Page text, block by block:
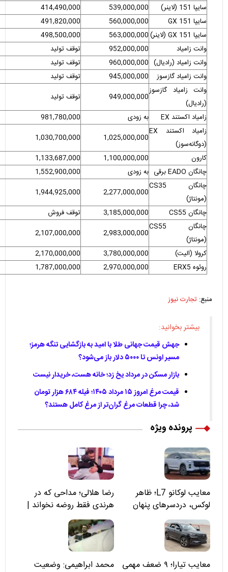
سایپا 151 (لاینر)
539,000,000
414,490,000
سایپا 151 GX
560,000,000
491,820,000
سایپا 151 GX (لاینر)
563,000,000
498,500,000
وانت زامیاد
952,000,000
توقف تولید
وانت زامیاد (رادیال) 960,000,000
توقف تولید
وانت زامیاد گازسوز
945,000,000
توقف تولید
وانت زامیاد گازسوز
(رادیال)
949,000,000
توقف تولید
زامیاد اکستند EX
به زودی
981,780,000
زامیاد اکستند EX
(دوگانه‌سوز)
1,025,000,000
1,030,700,000
کارون
1,100,000,000
1,133,687,000
چانگان EADO برقی
به زودی
1,552,900,000
چانگان CS35
(مونتاژ)
2,277,000,000
1,944,925,000
چانگان CS55
3,185,000,000
توقف فروش
چانگان CS55
(مونتاژ)
2,983,000,000
2,107,000,000
کرولا (الیت)
3,780,000,000
2,170,000,000
روئوه ERX5
2,970,000,000
1,787,000,000
منبع:تجارت نیوز
بیشتر بخوانید:
جهش قیمت جهانی طلا با امید به بازگشایی تنگه هرمز؛
مسیر اونس تا ۵۰۰۰ دلار باز می‌شود؟
بازار مسکن در مرداد یخ زد؛ خانه هست، خریدار نیست
قیمت مرغ امروز ۱۵ مرداد ۱۴۰۵؛ فیله ۶۸۴ هزار تومان
شد، چرا قطعات مرغ گران‌تر از مرغ کامل هستند؟
پرونده ویژه
معایب لوکانو L7؛ ظاهر
لوکس، دردسرهای پنهان
رضا هلالی؛ مداحی که در
هرندی فقط روضه نخواند |
مسئولان «تکیه‌گاه آقا مرتضی
علی(ع)» را جدی‌تر ببینند
معایب تیارا؛ ۹ ضعف مهمی
محمد ابراهیمی: وضعیت